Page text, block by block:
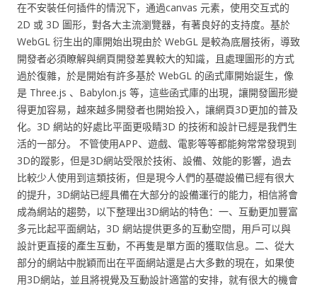
在不安裝任何插件的情況下，通過canvas 元素，使用交互式的
2D 或 3D 圖形，對各大主流瀏覽器，有著良好的支持度。基於
WebGL 衍生出的庫開始出現由於 WebGL 是較為底層技術，導致
開發者必須瞭解與網頁開發差異較大的知識，且處理圖形的方式
過於復雜，於是開始有許多基於 WebGL 的函式庫開始誕生，像
是 Three.js 、Babylon.js 等，這些函式庫的出現，讓開發圖形變
得更加容易，越來越多開發者也開始投入，讓網頁3D更加的普及
化。3D 網站的好處比平面更吸睛3D 的技術和設計已經是我們生
活的一部分。 不管使用APP、遊戲、電影等等都能夠常常發現到
3D的蹤影，但是3D網站受限於技術、設備、效能的影響，過去
比較少人使用到這類技術，但是現今人們的基礎設備已經有很大
的提升，3D網站已經具備在大部分的設備運行的能力，相信將會
成為網站的趨勢，以下整理出3D網站的特色：一、互動更加豐富
多元比起平面網站，3D 網站提供更多的互動空間，用戶可以與
設計更直接的產生互動，不再隻是單方面的獲取信息。二、從大
部分的網站中脫穎而出在平面網站還是占大多數的現在，如果使
用3D網站，並且將視覺及互動設計適當的安排，就有很大的機會